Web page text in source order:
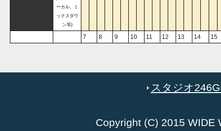
ーカル、ミ
ックスダウ
ン等)
7 8 9 10 11 12 13 14 15
スタジオ
Copyright (C) 2015 WIDE